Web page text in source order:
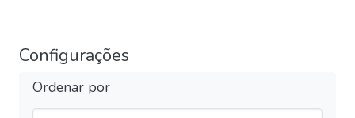
Configurações
Ordenar por